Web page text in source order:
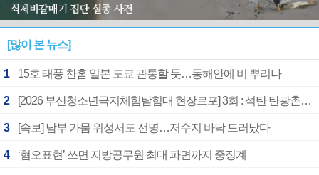
[많이 본 뉴스]
1 15호 태풍 찬홈 일본 도쿄 관통할 듯…동해안에 비 뿌리나
2 [2026 부산청소년극지체험탐험대 현장르포] 3회 : 석탄 탄광촌에서 북극 연구의 중심지로
3 [속보] 남부 가뭄 위성서도 선명…저수지 바닥 드러났다
4 ‘혐오표현’ 쓰면 지방공무원 최대 파면까지 중징계